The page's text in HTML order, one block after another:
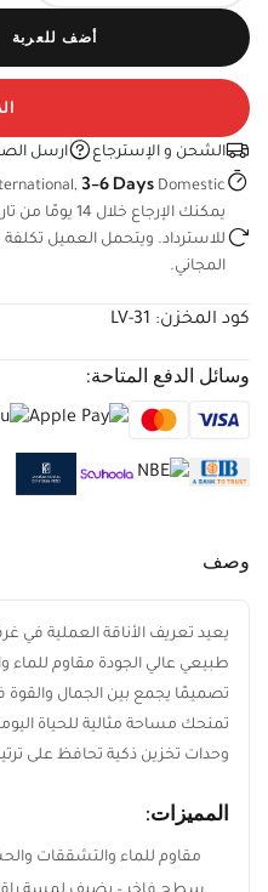
أضف للعربة
الشحن و الإسترجاع ارسل
DaysInternational,3-6 Days
Domestic
يمكنك الإرجاع
قابلة للاسترداد. ويتحمل العميل
وصف
يعيد تعريف الأناقة العملية
طبيعي عالي الجودة مقاوم للماء
تصميمًا يجمع بين الجمال
تمنحك مساحة مثالية للحياة
المميزات:
مقاوم للماء والتشققات